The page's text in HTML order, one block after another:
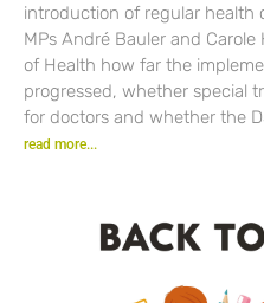
introduction of regular health
MPs André Bauler and
of Health how far the
progressed, whether special
for doctors and whether the
read more...